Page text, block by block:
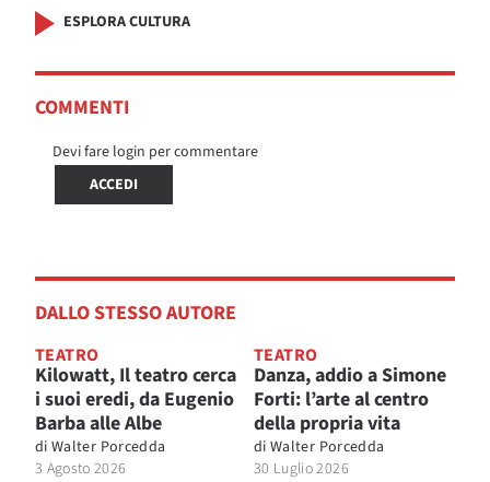
ESPLORA CULTURA
COMMENTI
Devi fare login per commentare
ACCEDI
DALLO STESSO AUTORE
TEATRO
Kilowatt, Il teatro cerca
i suoi eredi, da Eugenio
Barba alle Albe
di Walter Porcedda
3 Agosto 2026
TEATRO
Danza, addio a Simone
Forti: l’arte al centro
della propria vita
di Walter Porcedda
30 Luglio 2026